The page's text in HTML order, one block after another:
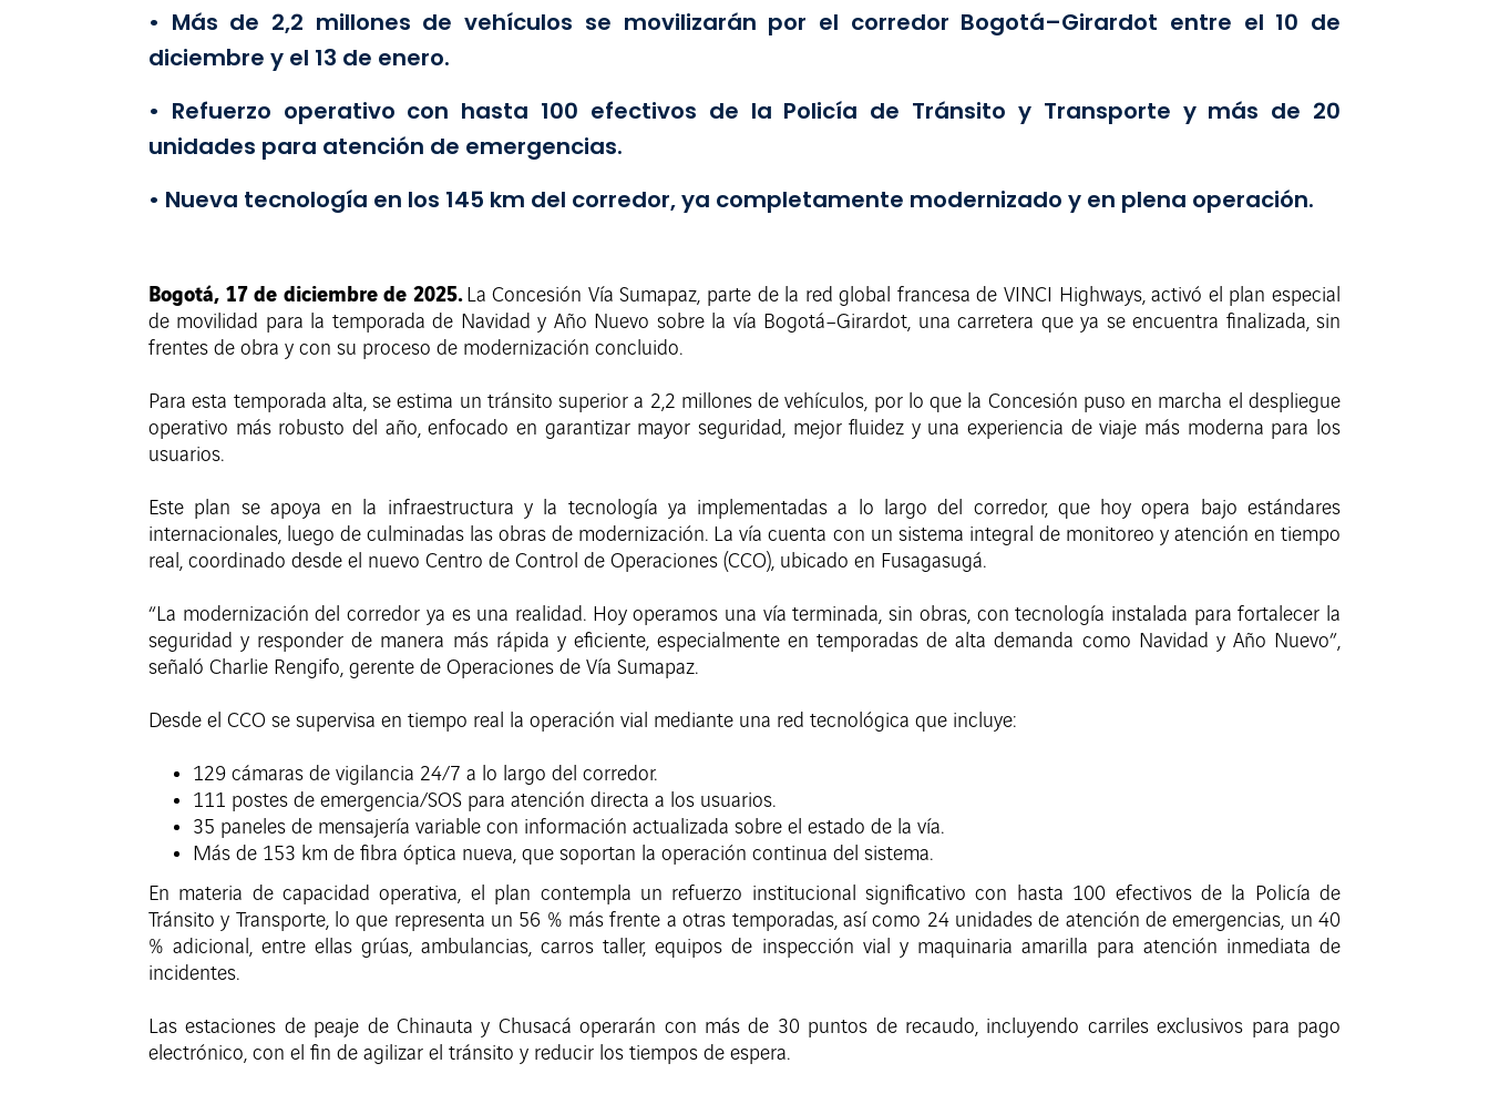
• Más de 2,2 millones de vehículos se movilizarán por el corredor Bogotá–Girardot entre el 10 de
diciembre y el 13 de enero.
• Refuerzo operativo con hasta 100 efectivos de la Policía de Tránsito y Transporte y más de 20
unidades para atención de emergencias.
• Nueva tecnología en los 145 km del corredor, ya completamente modernizado y en plena operación.
Bogotá, 17 de diciembre de 2025. La Concesión Vía Sumapaz, parte de la red global francesa de VINCI Highways, activó el plan especial
de movilidad para la temporada de Navidad y Año Nuevo sobre la vía Bogotá–Girardot, una carretera que ya se encuentra finalizada, sin
frentes de obra y con su proceso de modernización concluido.
Para esta temporada alta, se estima un tránsito superior a 2,2 millones de vehículos, por lo que la Concesión puso en marcha el despliegue
operativo más robusto del año, enfocado en garantizar mayor seguridad, mejor fluidez y una experiencia de viaje más moderna para los
usuarios.
Este plan se apoya en la infraestructura y la tecnología ya implementadas a lo largo del corredor, que hoy opera bajo estándares
internacionales, luego de culminadas las obras de modernización. La vía cuenta con un sistema integral de monitoreo y atención en tiempo
real, coordinado desde el nuevo Centro de Control de Operaciones (CCO), ubicado en Fusagasugá.
“La modernización del corredor ya es una realidad. Hoy operamos una vía terminada, sin obras, con tecnología instalada para fortalecer la
seguridad y responder de manera más rápida y eficiente, especialmente en temporadas de alta demanda como Navidad y Año Nuevo”,
señaló Charlie Rengifo, gerente de Operaciones de Vía Sumapaz.
Desde el CCO se supervisa en tiempo real la operación vial mediante una red tecnológica que incluye:
129 cámaras de vigilancia 24/7 a lo largo del corredor.
111 postes de emergencia/SOS para atención directa a los usuarios.
35 paneles de mensajería variable con información actualizada sobre el estado de la vía.
Más de 153 km de fibra óptica nueva, que soportan la operación continua del sistema.
En materia de capacidad operativa, el plan contempla un refuerzo institucional significativo con hasta 100 efectivos de la Policía de
Tránsito y Transporte, lo que representa un 56 % más frente a otras temporadas, así como 24 unidades de atención de emergencias, un 40
% adicional, entre ellas grúas, ambulancias, carros taller, equipos de inspección vial y maquinaria amarilla para atención inmediata de
incidentes.
Las estaciones de peaje de Chinauta y Chusacá operarán con más de 30 puntos de recaudo, incluyendo carriles exclusivos para pago
electrónico, con el fin de agilizar el tránsito y reducir los tiempos de espera.